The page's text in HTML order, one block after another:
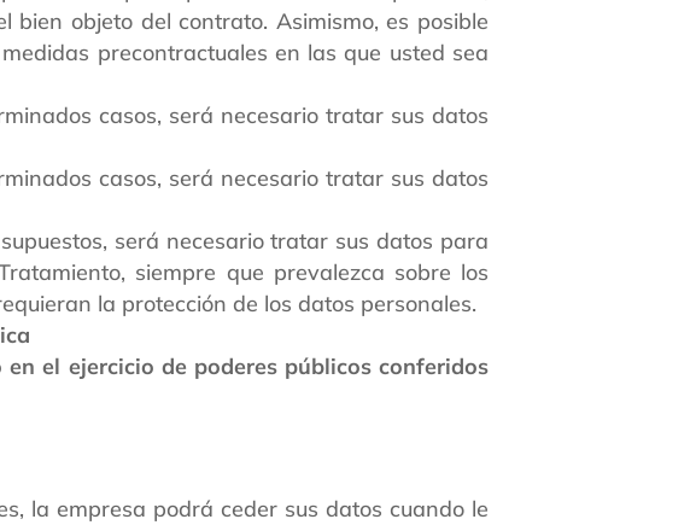
objeto del contrato. Asimismo, es posible
precontractuales en las que usted sea
casos, será necesario tratar sus datos
casos, será necesario tratar sus datos
será necesario tratar sus datos para
siempre que prevalezca sobre los
la protección de los datos personales.
el ejercicio de poderes públicos conferidos
la empresa podrá ceder sus datos cuando le